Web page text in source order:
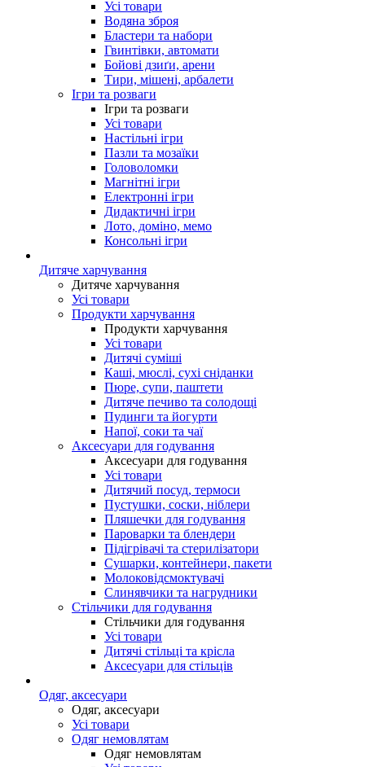
Усі товари
Водяна зброя
Бластери та набори
Гвинтівки, автомати
Бойові дзиґи, арени
Тири, мішені, арбалети
Ігри та розваги
Ігри та розваги
Усі товари
Настільні ігри
Пазли та мозаїки
Головоломки
Магнітні ігри
Електронні ігри
Дидактичні ігри
Лото, доміно, мемо
Консольні ігри
Дитяче харчування
Дитяче харчування
Усі товари
Продукти харчування
Продукти харчування
Усі товари
Дитячі суміші
Каші, мюслі, сухі сніданки
Пюре, супи, паштети
Дитяче печиво та солодощі
Пудинги та йогурти
Напої, соки та чаї
Аксесуари для годування
Аксесуари для годування
Усі товари
Дитячий посуд, термоси
Пустушки, соски, ніблери
Пляшечки для годування
Пароварки та блендери
Підігрівачі та стерилізатори
Сушарки, контейнери, пакети
Молоковідсмоктувачі
Слинявчики та нагрудники
Стільчики для годування
Стільчики для годування
Усі товари
Дитячі стільці та крісла
Аксесуари для стільців
Одяг, аксесуари
Одяг, аксесуари
Усі товари
Одяг немовлятам
Одяг немовлятам